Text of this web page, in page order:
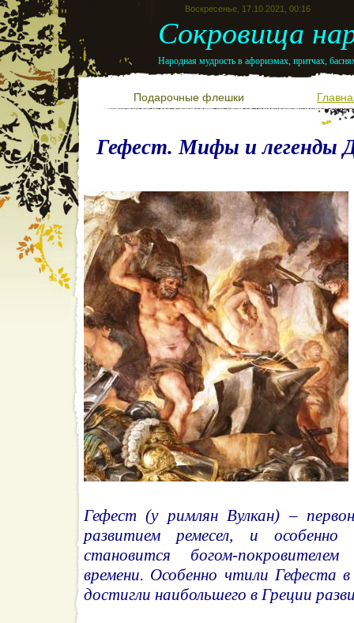
Воскресенье, 17.10.2021, 00:16
Сокровища
Народная мудрость в афоризмах, притчах,
Подарочные флешки
Гефест. Мифы и легенды
Гефест (у римлян Вулкан) –
развитием ремесел, и особенно
становится богом-
времени. Особенно чтили Гефеста
достигли наибольшего в Греции